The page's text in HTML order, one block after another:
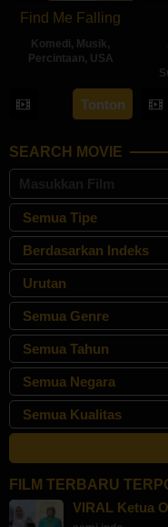
Find Me Falling
Komedi, Musik,
Percintaan, USA
19
Jul
Stelana
Kliris
Tonton
SEARCH MOVIE
FILM TERBARU
VIRAL Ketua